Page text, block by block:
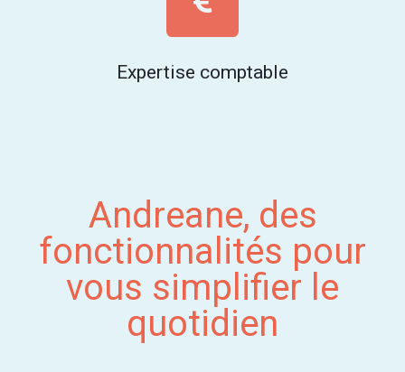
Expertise comptable
Andreane, des
fonctionnalités pour
vous simplifier le
quotidien